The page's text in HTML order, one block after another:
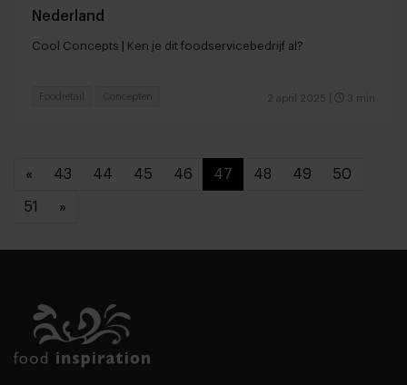
Nederland
Cool Concepts | Ken je dit foodservicebedrijf al?
2 april 2025 3 min
Foodretail Concepten
« 43 44 45 46 47 48 49 50
51 »